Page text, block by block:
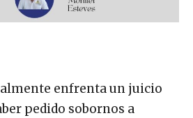
enfrenta un juicio
pedido sobornos a